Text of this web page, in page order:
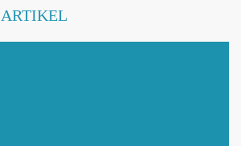
Daten akzeptiere ich die